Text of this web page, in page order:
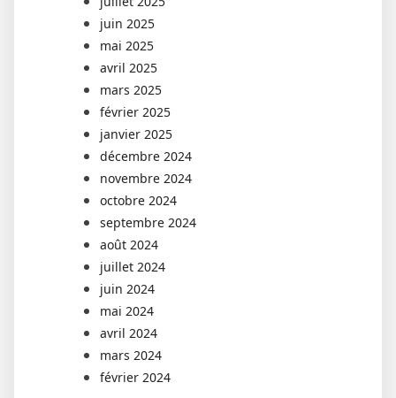
juin 2025
mai 2025
avril 2025
mars 2025
février 2025
janvier 2025
décembre 2024
novembre 2024
octobre 2024
septembre 2024
août 2024
juillet 2024
juin 2024
mai 2024
avril 2024
mars 2024
février 2024